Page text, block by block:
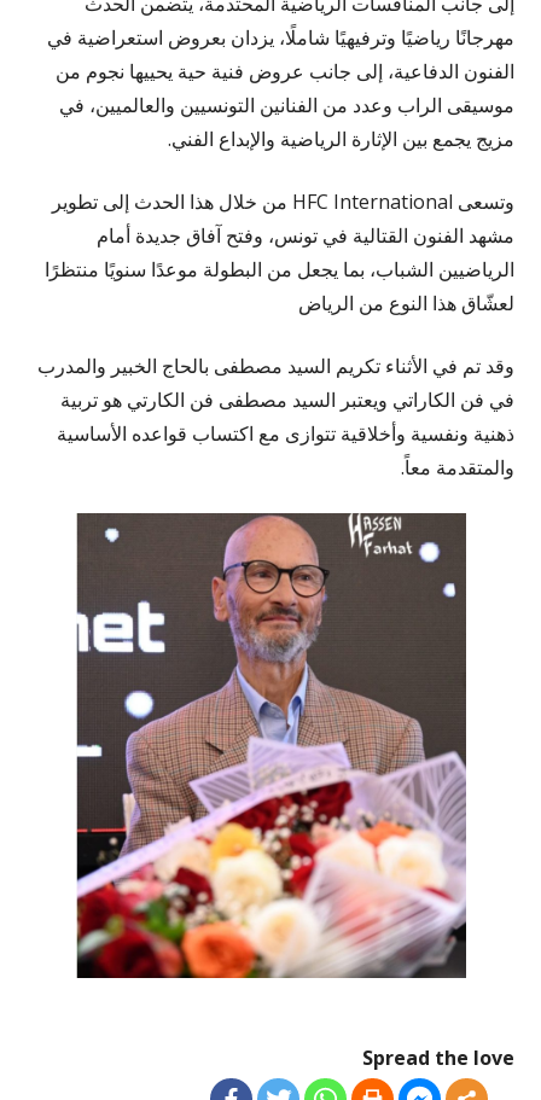
مهرجانًا رياضيًا وترفيهيًا شاملًا، يزدان بعروض استعراضية في
الفنون الدفاعية، إلى جانب عروض فنية حية يحييها نجوم من
موسيقى الراب وعدد من الفنانين التونسيين والعالميين، في
مزيج يجمع بين الإثارة الرياضية والإبداع الفني.
وتسعى HFC International من خلال هذا الحدث إلى تطوير
مشهد الفنون القتالية في تونس، وفتح آفاق جديدة أمام
الرياضيين الشباب، بما يجعل من البطولة موعدًا سنويًا منتظرًا
لعشّاق هذا النوع من الرياض
وقد تم في الأثناء تكريم السيد مصطفى بالحاج الخبير والمدرب
في فن الكاراتي ويعتبر السيد مصطفى فن الكارتي هو تربية
ذهنية ونفسية وأخلاقية تتوازى مع اكتساب قواعده الأساسية
والمتقدمة معاً.
Spread the love